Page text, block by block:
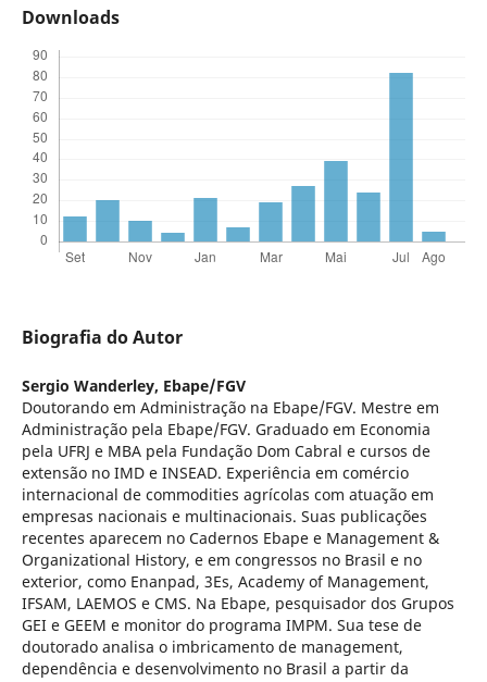
Downloads
Biografia do Autor
Sergio Wanderley, Ebape/FGV
Doutorando em Administração na Ebape/FGV. Mestre em
Administração pela Ebape/FGV. Graduado em Economia
pela UFRJ e MBA pela Fundação Dom Cabral e cursos de
extensão no IMD e INSEAD. Experiência em comércio
internacional de commodities agrícolas com atuação em
empresas nacionais e multinacionais. Suas publicações
recentes aparecem no Cadernos Ebape e Management &
Organizational History, e em congressos no Brasil e no
exterior, como Enanpad, 3Es, Academy of Management,
IFSAM, LAEMOS e CMS. Na Ebape, pesquisador dos Grupos
GEI e GEEM e monitor do programa IMPM. Sua tese de
doutorado analisa o imbricamento de management,
dependência e desenvolvimento no Brasil a partir da